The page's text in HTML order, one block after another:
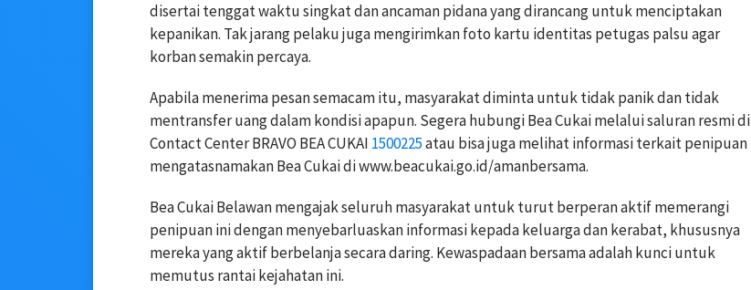
disertai tenggat waktu singkat dan ancaman pidana yang dirancang untuk menciptakan
kepanikan. Tak jarang pelaku juga mengirimkan foto kartu identitas petugas palsu agar
korban semakin percaya.
Apabila menerima pesan semacam itu, masyarakat diminta untuk tidak panik dan tidak
mentransfer uang dalam kondisi apapun. Segera hubungi Bea Cukai melalui saluran resmi di
Contact Center BRAVO BEA CUKAI 1500225atau bisa juga melihat informasi terkait penipuan
mengatasnamakan Bea Cukai di www.beacukai.go.id/amanbersama.
Bea Cukai Belawan mengajak seluruh masyarakat untuk turut berperan aktif memerangi
penipuan ini dengan menyebarluaskan informasi kepada keluarga dan kerabat, khususnya
mereka yang aktif berbelanja secara daring. Kewaspadaan bersama adalah kunci untuk
memutus rantai kejahatan ini.